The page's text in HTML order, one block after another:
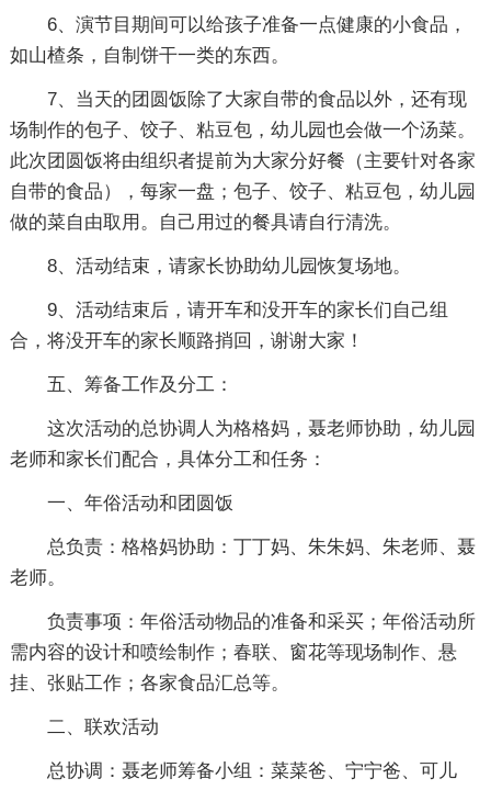
6、演节目期间可以给孩子准备一点健康的小食品，
如山楂条，自制饼干一类的东西。
7、当天的团圆饭除了大家自带的食品以外，还有现
场制作的包子、饺子、粘豆包，幼儿园也会做一个汤菜。
此次团圆饭将由组织者提前为大家分好餐（主要针对各家
自带的食品），每家一盘；包子、饺子、粘豆包，幼儿园
做的菜自由取用。自己用过的餐具请自行清洗。
8、活动结束，请家长协助幼儿园恢复场地。
9、活动结束后，请开车和没开车的家长们自己组
合，将没开车的家长顺路捎回，谢谢大家！
五、筹备工作及分工：
这次活动的总协调人为格格妈，聂老师协助，幼儿园
老师和家长们配合，具体分工和任务：
一、年俗活动和团圆饭
总负责：格格妈协助：丁丁妈、朱朱妈、朱老师、聂
老师。
负责事项：年俗活动物品的准备和采买；年俗活动所
需内容的设计和喷绘制作；春联、窗花等现场制作、悬
挂、张贴工作；各家食品汇总等。
二、联欢活动
总协调：聂老师筹备小组：菜菜爸、宁宁爸、可儿